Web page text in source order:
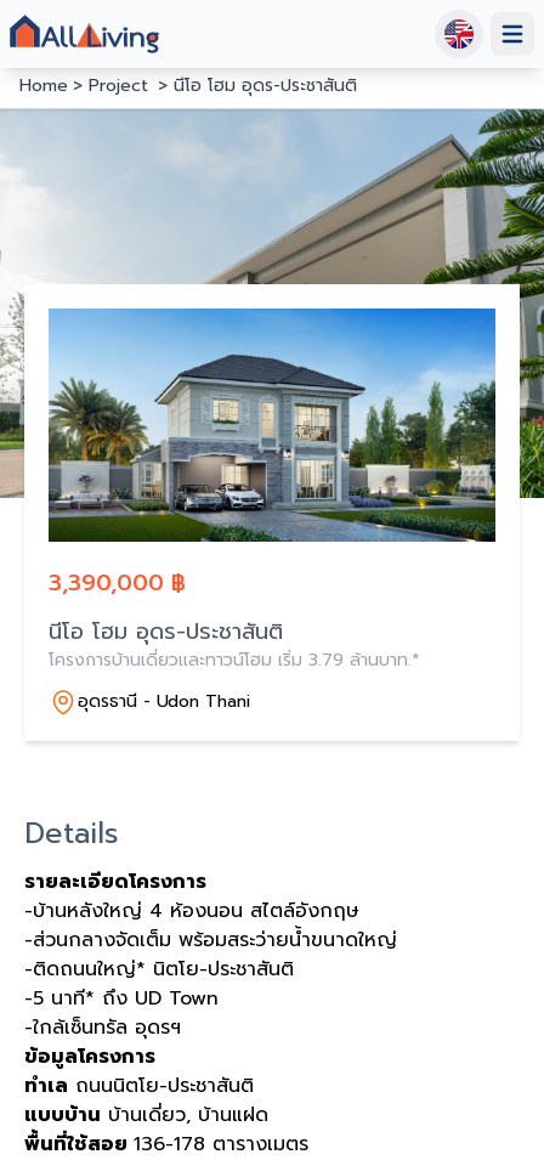
Home
Project นีโอ โฮม อุดร-ประชาสันติ
3,390,000 ฿
นีโอ โฮม อุดร-ประชาสันติ
โครงการบ้านเดี่ยวและทาวน์โฮม เริ่ม 3.79 ล้านบาท.*
อุดรธานี - Udon Thani
Details
รายละเอียดโครงการ
-บ้านหลังใหญ่ 4 ห้องนอน สไตล์อังกฤษ
-ส่วนกลางจัดเต็ม พร้อมสระว่ายน้ำขนาดใหญ่
-ติดถนนใหญ่* นิตโย-ประชาสันติ
-5 นาที* ถึง UD Town
-ใกล้เซ็นทรัล อุดรฯ
ข้อมูลโครงการ
ทำเล ถนนนิตโย-ประชาสันติ
แบบบ้าน บ้านเดี่ยว, บ้านแฝด
พื้นที่ใช้สอย 136-178 ตารางเมตร